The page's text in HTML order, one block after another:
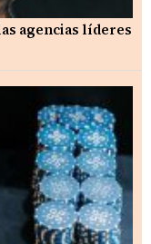
agencias líderes